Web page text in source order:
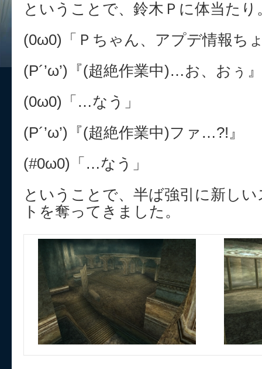
ということで、鈴木Ｐに体当たり
(0ω0)「Ｐちゃん、アプデ情報ち
(P´’ω’)『(超絶作業中)…お、おぅ』
(0ω0)「…なう」
(P´’ω’)『(超絶作業中)ファ…?!』
(#0ω0)「…なう」
ということで、半ば強引に新し
トを奪ってきました。